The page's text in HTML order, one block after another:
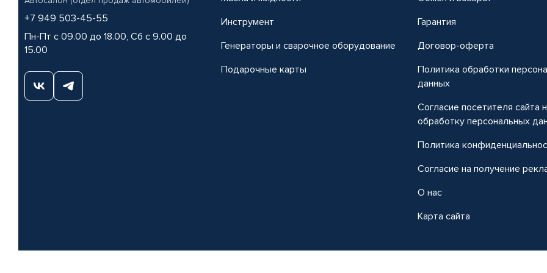
+7 949 503-45-55
Пн-Пт с 09.00 до 18.00, Сб с 9.00 до
15.00
Инструмент
Генераторы и сварочное оборудование
Подарочные карты
Гарантия
Договор-оферта
Политика обработки
данных
Согласие посетителя сайта
обработку персональных
Политика
Согласие на получение
О нас
Карта сайта